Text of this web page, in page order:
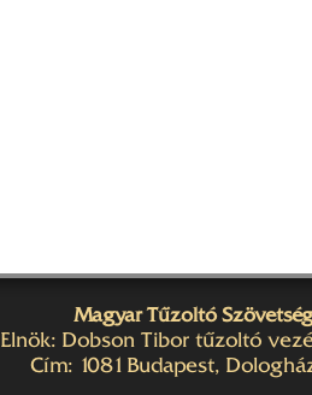
Magyar Tűzoltó Szövetség
Elnök: Dobson Tibor tűzoltó
Cím: 1081 Budapest,